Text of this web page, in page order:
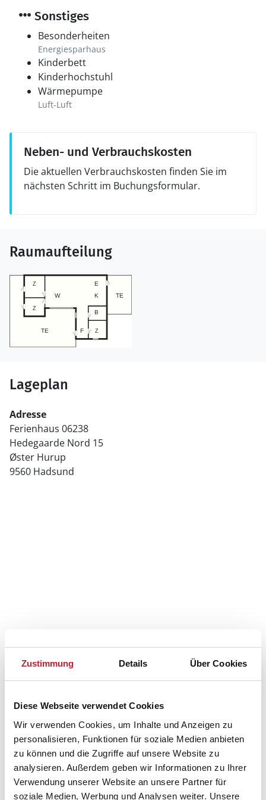
Zustimmung Details Über Cookies
Diese Webseite verwendet Cookies
Wir verwenden Cookies, um Inhalte und Anzeigen zu
personalisieren, Funktionen für soziale Medien anbieten
zu können und die Zugriffe auf unsere Website zu
analysieren. Außerdem geben wir Informationen zu Ihrer
Verwendung unserer Website an unsere Partner für
soziale Medien, Werbung und Analysen weiter. Unsere
Sonstiges
Besonderheiten
Energiesparhaus
Kinderbett
Kinderhochstuhl
Wärmepumpe
Luft-Luft
Neben- und Verbrauchskosten
Die aktuellen Verbrauchskosten finden Sie im
nächsten Schritt im Buchungsformular.
Raumaufteilung
Lageplan
Adresse
Ferienhaus 06238
Hedegaarde Nord 15
Øster Hurup
9560 Hadsund
Belegungskalender
Reisedauer auswählen
Anzahl Reisende auswählen
Anreisetag im Belegungskalender anklicken